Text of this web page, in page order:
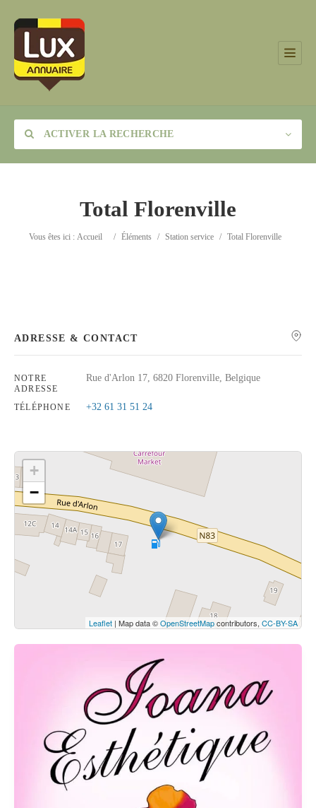
ACTIVER LA RECHERCHE
Catégorie
Total Florenville
Vous êtes ici : Accueil / Éléments / Station service / Total Florenville
ADRESSE & CONTACT
NOTRE
ADRESSE
Rue d'Arlon 17, 6820 Florenville, Belgique
TÉLÉPHONE +32 61 31 51 24
Cliquez sur le bouton pour afficher la carte.
Voir la carte
+
−
Leaflet | Map data ©OpenStreetMapcontributors, CC-BY-SA